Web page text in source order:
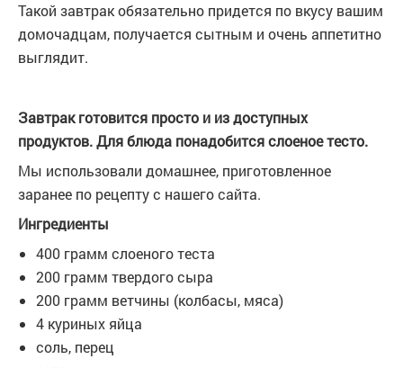
Такой завтрак обязательно придется по вкусу вашим
домочадцам, получается сытным и очень аппетитно
выглядит.
Завтрак готовится просто и из доступных
продуктов. Для блюда понадобится слоеное тесто.
Мы использовали домашнее, приготовленное
заранее по рецепту с нашего сайта.
Ингредиенты
400 грамм слоеного теста
200 грамм твердого сыра
200 грамм ветчины (колбасы, мяса)
4 куриных яйца
соль, перец